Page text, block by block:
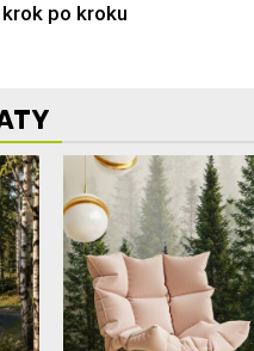
po kroku